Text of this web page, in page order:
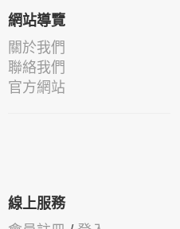
網站導覽
關於我們
聯絡我們
官方網站
線上服務